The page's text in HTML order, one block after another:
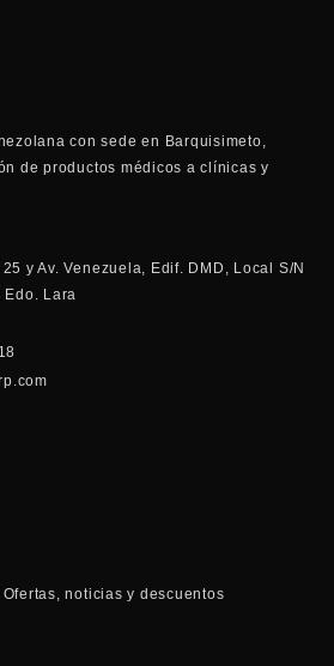
con sede en Barquisimeto,
de productos médicos a clínicas y
y Av. Venezuela, Edif. DMD, Local S/N
Edo. Lara
noticias y descuentos